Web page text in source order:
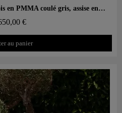
rapide Canapé design MW01 – Parois en PMMA coulé gris, assise en mousse alvéolaire
€
au panier